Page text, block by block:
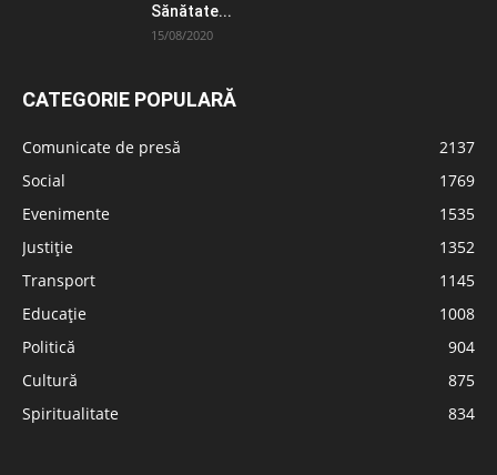
Sănătate...
15/08/2020
CATEGORIE POPULARĂ
Comunicate de presă
2137
Social
1769
Evenimente
1535
Justiție
1352
Transport
1145
Educație
1008
Politică
904
Cultură
875
Spiritualitate
834